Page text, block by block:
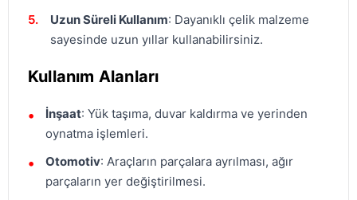
Uzun Süreli Kullanım: Dayanıklı çelik malzeme
sayesinde uzun yıllar kullanabilirsiniz.
Kullanım Alanları
İnşaat: Yük taşıma, duvar kaldırma ve yerinden
oynatma işlemleri.
Otomotiv: Araçların parçalara ayrılması, ağır
parçaların yer değiştirilmesi.